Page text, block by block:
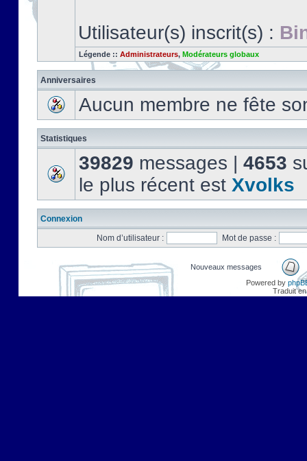
Utilisateur(s) inscrit(s) :
Légende :: Administrateurs, Modérateurs globaux
Anniversaires
Aucun membre ne fête
Statistiques
39829 messages | 4653
le plus récent est Xvolks
Connexion
Nom d’utilisateur :
Mot de passe :
Nouveaux messages
Powered by
Traduit